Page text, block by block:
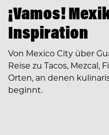
¡Vamos!
Inspiration
Von Mexico City über
Reise zu Tacos, Mezcal,
Orten, an denen
beginnt.